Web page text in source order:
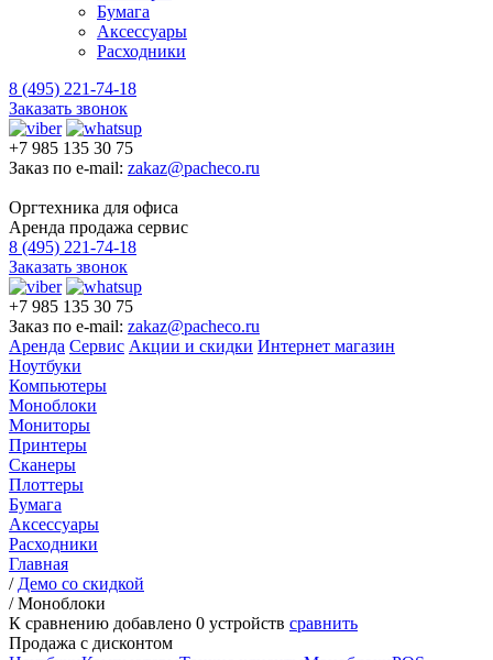
Бумага
Аксессуары
Расходники
8 (495) 221-74-18
Заказать звонок
+7 985 135 30 75
Заказ по e-mail: zakaz@pacheco.ru
Оргтехника для офиса
Аренда продажа сервис
8 (495) 221-74-18
Заказать звонок
+7 985 135 30 75
Заказ по e-mail: zakaz@pacheco.ru
Аренда Сервис Акции и скидки Интернет магазин
Ноутбуки
Компьютеры
Моноблоки
Мониторы
Принтеры
Сканеры
Плоттеры
Бумага
Аксессуары
Расходники
Главная
/ Демо со скидкой
/Моноблоки
К сравнению добавлено 0 устройств сравнить
Продажа с дисконтом